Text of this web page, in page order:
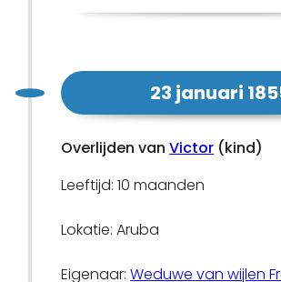
23 januari
Overlijden vanVictor (kind)
Leeftijd: 10 maanden
Lokatie: Aruba
Eigenaar:Weduwe van wijlen